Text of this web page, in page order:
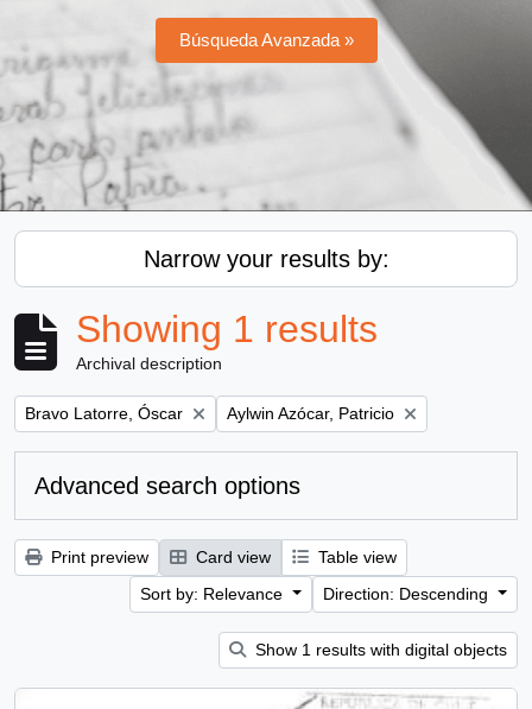
Búsqueda Avanzada »
Narrow your results by:
Showing 1 results
Archival description
Remove filter:
Bravo Latorre, Óscar Remove filter:
Aylwin Azócar, Patricio
Advanced search options
Print preview Card view
Table view
Sort by: Relevance
Direction: Descending
Show 1 results with digital objects